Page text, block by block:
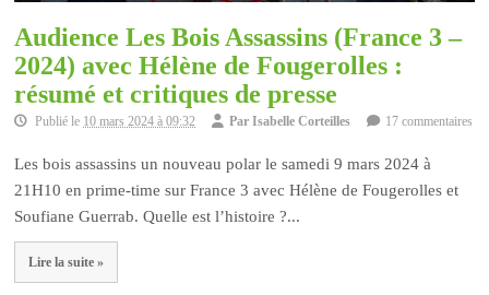
Audience Les Bois Assassins (France 3 –
2024) avec Hélène de Fougerolles :
résumé et critiques de presse
Publié le 10 mars 2024 à 09:32 ParIsabelle Corteilles 17 commentaires
Les bois assassins un nouveau polar le samedi 9 mars 2024 à
21H10 en prime-time sur France 3 avec Hélène de Fougerolles et
Soufiane Guerrab. Quelle est l’histoire ?...
Lire la suite »